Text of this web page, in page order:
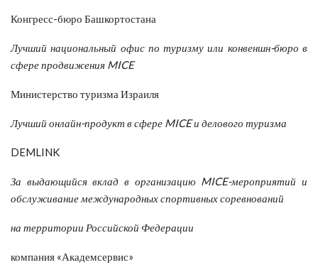
Конгресс-бюро Башкортостана
Лучший национальный офис по туризму или конвеншн-бюро в
сфере продвижения MICE
Министерство туризма Израиля
Лучший онлайн-продукт в сфере MICE и делового туризма
DEMLINK
За выдающийся вклад в организацию MICE-мероприятий и
обслуживание международных спортивных соревнований
на территории Российской Федерации
компания «Академсервис»